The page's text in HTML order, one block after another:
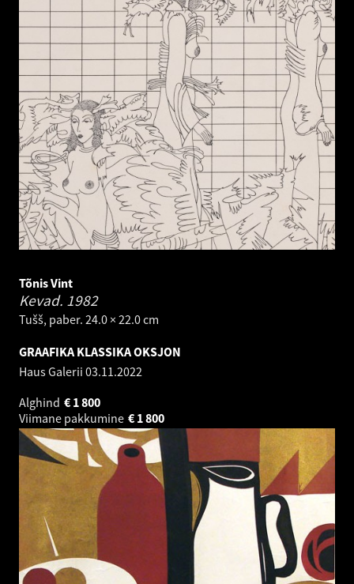
Tõnis Vint
Kevad. 1982
Tušš, paber. 24.0 × 22.0 cm
GRAAFIKA KLASSIKA OKSJON
Haus Galerii 03.11.2022
Alghind
1 800
€
Viimane pakkumine
1 800
€